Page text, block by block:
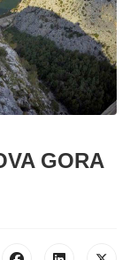
GORA